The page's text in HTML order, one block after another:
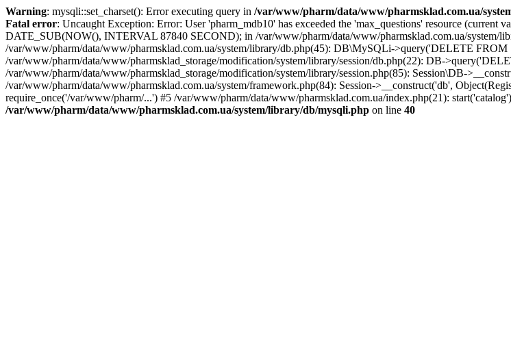
Warning: mysqli::set_charset(): Error executing query in /var/www/pharm/data/www/pharmsklad.com.ua/
Fatal error: Uncaught Exception: Error: User 'pharm_mdb10' has exceeded the 'max_questions' resource
DATE_SUB(NOW(), INTERVAL 87840 SECOND); in /var/www/pharm/data/www/pharmsklad.com.ua/system/
/var/www/pharm/data/www/pharmsklad.com.ua/system/library/db.php(45): DB\MySQLi->query('DELETE FROM
/var/www/pharm/data/www/pharmsklad_storage/modification/system/library/session/db.php(22): DB-
/var/www/pharm/data/www/pharmsklad_storage/modification/system/library/session.php(85): Session\DB-
/var/www/pharm/data/www/pharmsklad.com.ua/system/framework.php(84): Session->__construct('db',
require_once('/var/www/pharm/...') #5 /var/www/pharm/data/www/pharmsklad.com.ua/index.php(21):
/var/www/pharm/data/www/pharmsklad.com.ua/system/library/db/mysqli.php on line 40